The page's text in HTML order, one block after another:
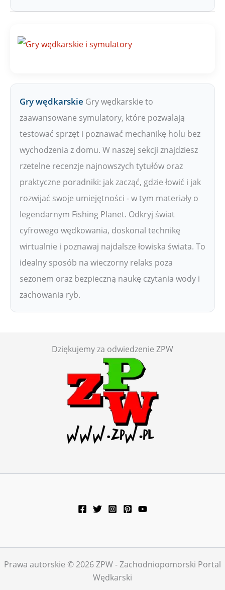
Gry wędkarskie Gry wędkarskie to
zaawansowane symulatory, które pozwalają
testować sprzęt i poznawać mechanikę holu bez
wychodzenia z domu. W naszej sekcji znajdziesz
rzetelne recenzje najnowszych tytułów oraz
praktyczne poradniki: jak zacząć, gdzie łowić i jak
rozwijać swoje umiejętności - w tym materiały o
legendarnym Fishing Planet. Odkryj świat
cyfrowego wędkowania, doskonal technikę
wirtualnie i poznawaj najdalsze łowiska świata. To
idealny sposób na wieczorny relaks poza
sezonem oraz bezpieczną naukę czytania wody i
zachowania ryb.
Dziękujemy za odwiedzenie ZPW
Prawa autorskie © 2026 ZPW - Zachodniopomorski Portal
Wędkarski